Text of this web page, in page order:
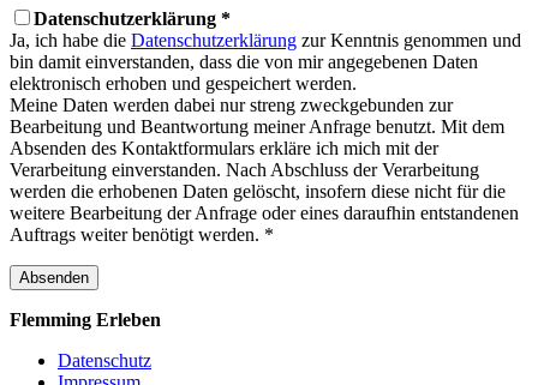
Datenschutzerklärung *
Ja, ich habe die Datenschutzerklärung zur Kenntnis genommen und
bin damit einverstanden, dass die von mir angegebenen Daten
elektronisch erhoben und gespeichert werden.
Meine Daten werden dabei nur streng zweckgebunden zur
Bearbeitung und Beantwortung meiner Anfrage benutzt. Mit dem
Absenden des Kontaktformulars erkläre ich mich mit der
Verarbeitung einverstanden. Nach Abschluss der Verarbeitung
werden die erhobenen Daten gelöscht, insofern diese nicht für die
weitere Bearbeitung der Anfrage oder eines daraufhin entstandenen
Auftrags weiter benötigt werden. *
Flemming Erleben
Datenschutz